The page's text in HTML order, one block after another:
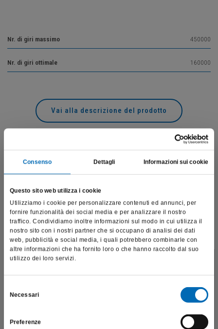
Consenso Dettagli Informazioni sui cookie
Questo sito web utilizza i cookie
Utilizziamo i cookie per personalizzare contenuti ed annunci, per
fornire funzionalità dei social media e per analizzare il nostro
traffico. Condividiamo inoltre informazioni sul modo in cui utilizza il
nostro sito con i nostri partner che si occupano di analisi dei dati
web, pubblicità e social media, i quali potrebbero combinarle con
altre informazioni che ha fornito loro o che hanno raccolto dal suo
utilizzo dei loro servizi.
delNecessari
Preferenze
Nr. di giri massimo 450000
Nr. di giri ottimale 160000
Vai alla descrizione del prodotto
professionali e riporta dati, prodotti e beni sensibili per la
salute e la sicurezza del paziente; pertanto, per visitare il sito,